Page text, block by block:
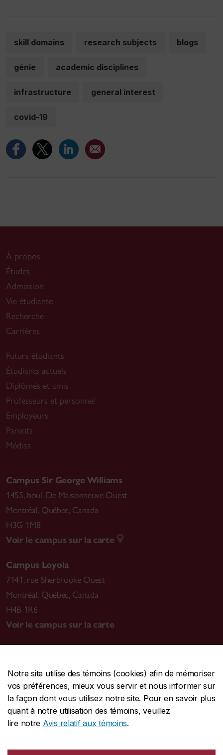
Notre site utilise des témoins (cookies) afin de mémoriser
vos préférences, mieux vous servir et nous informer sur
la façon dont vous utilisez notre site. Pour en savoir plus
quant à notre utilisation des témoins, veuillez
lire notre Avis relatif aux témoins.
skill domains research subjects blogs
génie academic disciplines
infrastructure general interest
covid-19
À propos
Études
Admission
Vie étudiante
Recherche
Carrières
Futurs étudiants
Étudiants actuels
Diplômés et amis
Professeurs et personnel
Employeurs
Parents
Médias
Campus Sir George Williams
1455, boul. De Maisonneuve Ouest
Montréal, Québec, Canada
H3G 1M8
Voir le campus sur la carte
Campus Loyola
7141, rue Sherbrooke Ouest
Montréal, Québec, Canada
H4B 1R6
Voir le campus sur la carte
CENTRALE514-848-2424
URGENCE514-848-3717
Protection et prévention | Accessibilité | Confidentialité
Conditions d'utilisation |